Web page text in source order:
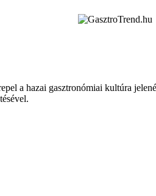
a hazai gasztronómiai kultúra